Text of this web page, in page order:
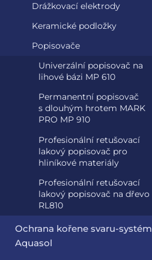
Drážkovací elektrody
Keramické podložky
Popisovače
Univerzální popisovač na
lihové bázi MP 610
Permanentní popisovač
s dlouhým hrotem MARK
PRO MP 910
Profesionální retušovací
lakový popisovač pro
hliníkové materiály
Profesionální retušovací
lakový popisovač na dřevo
RL810
Ochrana kořene svaru-systém
Aquasol